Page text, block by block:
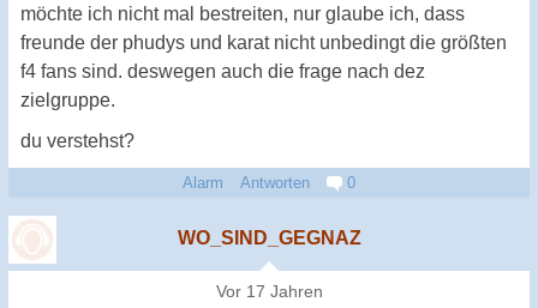
möchte ich nicht mal bestreiten, nur glaube ich, dass
freunde der phudys und karat nicht unbedingt die größten
f4 fans sind. deswegen auch die frage nach dez
zielgruppe.
du verstehst?
Alarm Antworten 0
WO_SIND_GEGNAZ
Vor 17 Jahren